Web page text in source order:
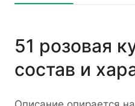
51 розовая
состав и